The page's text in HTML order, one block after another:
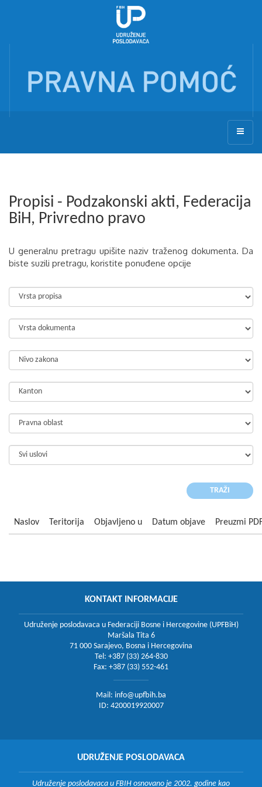
Propisi - Podzakonski akti, Federacija
BiH, Privredno pravo
U generalnu pretragu upišite naziv traženog dokumenta. Da
biste suzili pretragu, koristite ponuđene opcije
Naslov Teritorija Objavljeno u Datum objave Preuzmi
KONTAKT INFORMACIJE
Udruženje poslodavaca u Federaciji Bosne i Hercegovine (UPFBiH)
Maršala Tita 6
71 000 Sarajevo, Bosna i Hercegovina
Tel: +387 (33) 264-830
Fax: +387 (33) 552-461
Mail: info@upfbih.ba
ID: 4200019920007
UDRUŽENJE POSLODAVACA
Udruženje poslodavaca u FBIH osnovano je 2002. godine kao